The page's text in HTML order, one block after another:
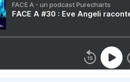
FACE A - un podcast Purecharts
FACE A #30 : Eve Angeli